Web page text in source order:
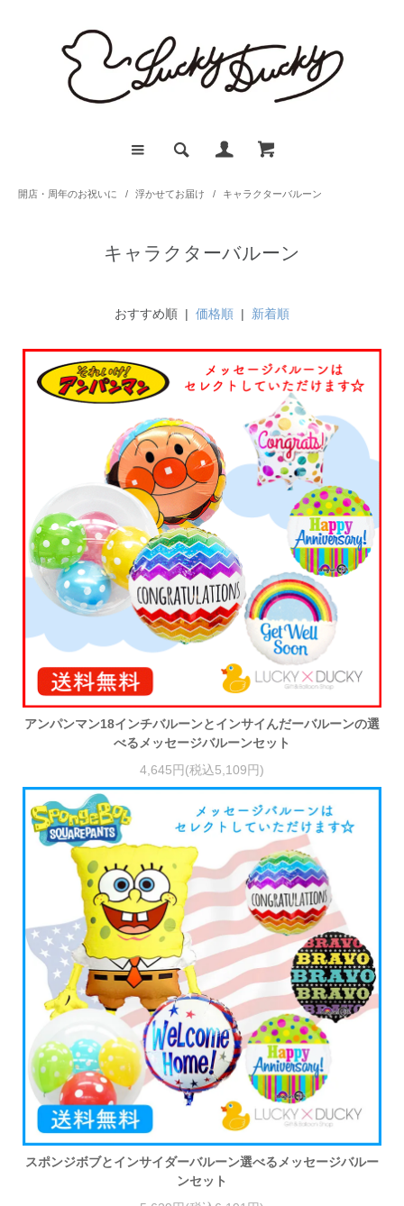
開店・周年のお祝いに / 浮かせてお届け / キャラクターバルーン
キャラクターバルーン
おすすめ順 | 価格順 | 新着順
アンパンマン18インチバルーンとインサイんだーバルーンの選
べるメッセージバルーンセット
4,645円(税込5,109円)
スポンジボブとインサイダーバルーン選べるメッセージバルー
ンセット